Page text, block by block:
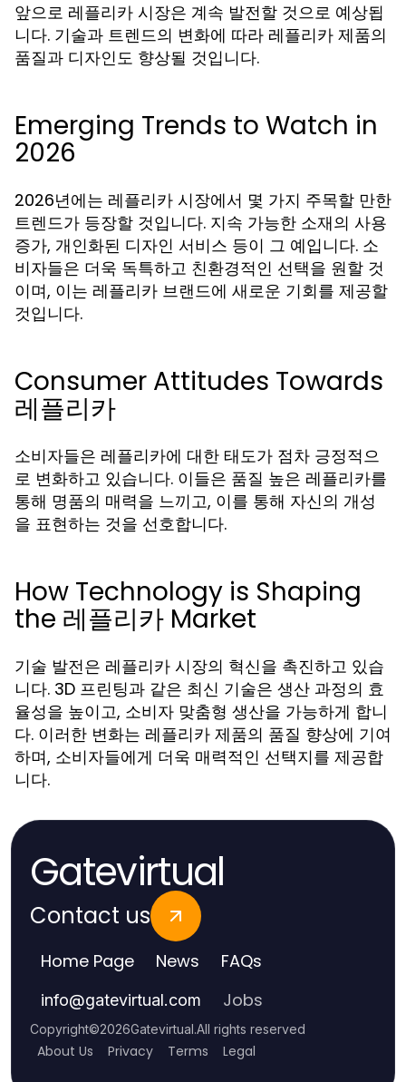
앞으로 레플리카 시장은 계속 발전할 것으로 예상됩
니다. 기술과 트렌드의 변화에 따라 레플리카 제품의
품질과 디자인도 향상될 것입니다.
Emerging Trends to Watch in
2026
2026년에는 레플리카 시장에서 몇 가지 주목할 만한
트렌드가 등장할 것입니다. 지속 가능한 소재의 사용
증가, 개인화된 디자인 서비스 등이 그 예입니다. 소
비자들은 더욱 독특하고 친환경적인 선택을 원할 것
이며, 이는 레플리카 브랜드에 새로운 기회를 제공할
것입니다.
Consumer Attitudes Towards
레플리카
소비자들은 레플리카에 대한 태도가 점차 긍정적으
로 변화하고 있습니다. 이들은 품질 높은 레플리카를
통해 명품의 매력을 느끼고, 이를 통해 자신의 개성
을 표현하는 것을 선호합니다.
How Technology is Shaping
the 레플리카 Market
기술 발전은 레플리카 시장의 혁신을 촉진하고 있습
니다. 3D 프린팅과 같은 최신 기술은 생산 과정의 효
율성을 높이고, 소비자 맞춤형 생산을 가능하게 합니
다. 이러한 변화는 레플리카 제품의 품질 향상에 기여
하며, 소비자들에게 더욱 매력적인 선택지를 제공합
니다.
Gatevirtual
Contact us
Home Page News FAQs
info@gatevirtual.com Jobs
Copyright©2026Gatevirtual.All rights reserved
About Us Privacy Terms Legal